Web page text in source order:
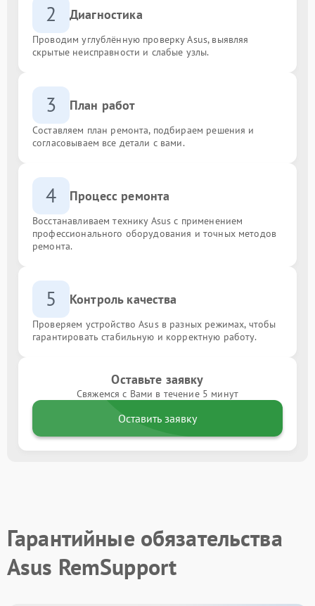
2 Диагностика
Проводим углублённую проверку Asus, выявляя
скрытые неисправности и слабые узлы.
3 План работ
Составляем план ремонта, подбираем решения и
согласовываем все детали с вами.
4 Процесс ремонта
Восстанавливаем технику Asus с применением
профессионального оборудования и точных методов
ремонта.
5 Контроль качества
Проверяем устройство Asus в разных режимах, чтобы
гарантировать стабильную и корректную работу.
Оставьте заявку
Свяжемся с Вами в течение 5 минут
Оставить заявку
Гарантийные обязательства
Asus RemSupport